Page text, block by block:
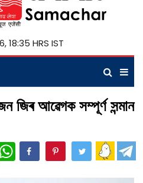
18:35 HRS IST
জিৰ আৱেগক সম্পূৰ্ণ সন্মান
WhatsApp